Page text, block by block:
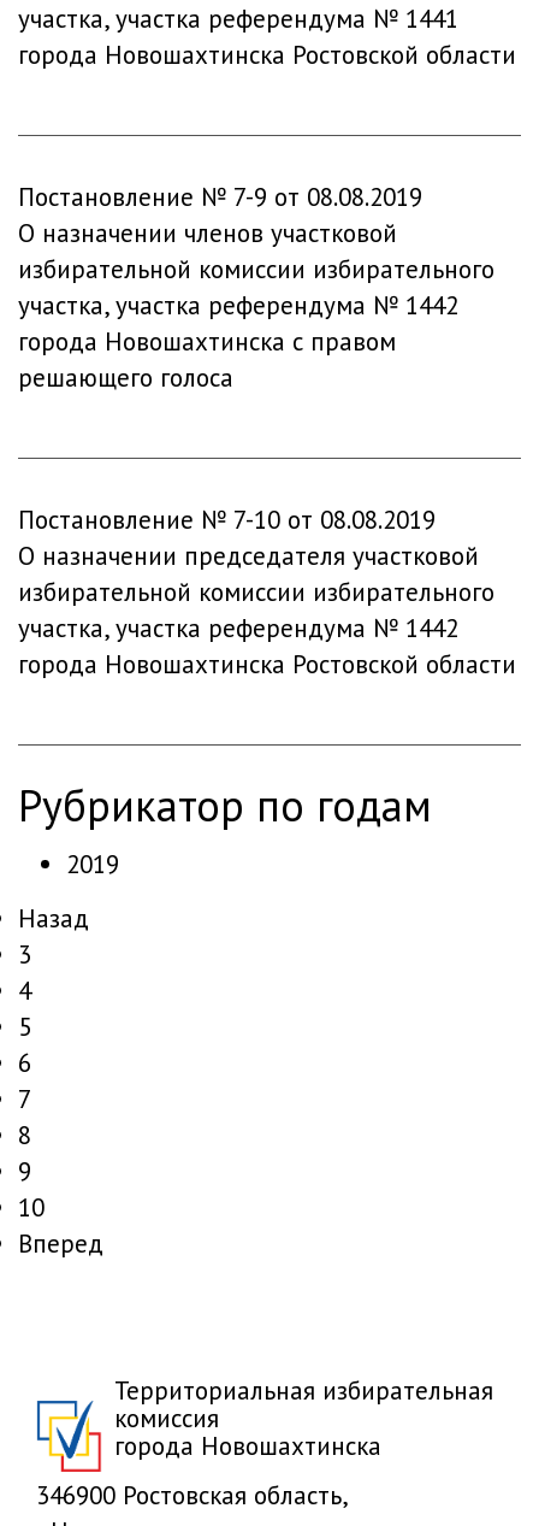
участка, участка референдума № 1441
города Новошахтинска Ростовской области
Постановление № 7-9 от 08.08.2019
О назначении членов участковой
избирательной комиссии избирательного
участка, участка референдума № 1442
города Новошахтинска с правом
решающего голоса
Постановление № 7-10 от 08.08.2019
О назначении председателя участковой
избирательной комиссии избирательного
участка, участка референдума № 1442
города Новошахтинска Ростовской области
рубрикатор по годам
2019
Назад
3
4
5
6
7
8
9
10
Вперед
Территориальная избирательная
комиссия
города Новошахтинска
346900 Ростовская область,